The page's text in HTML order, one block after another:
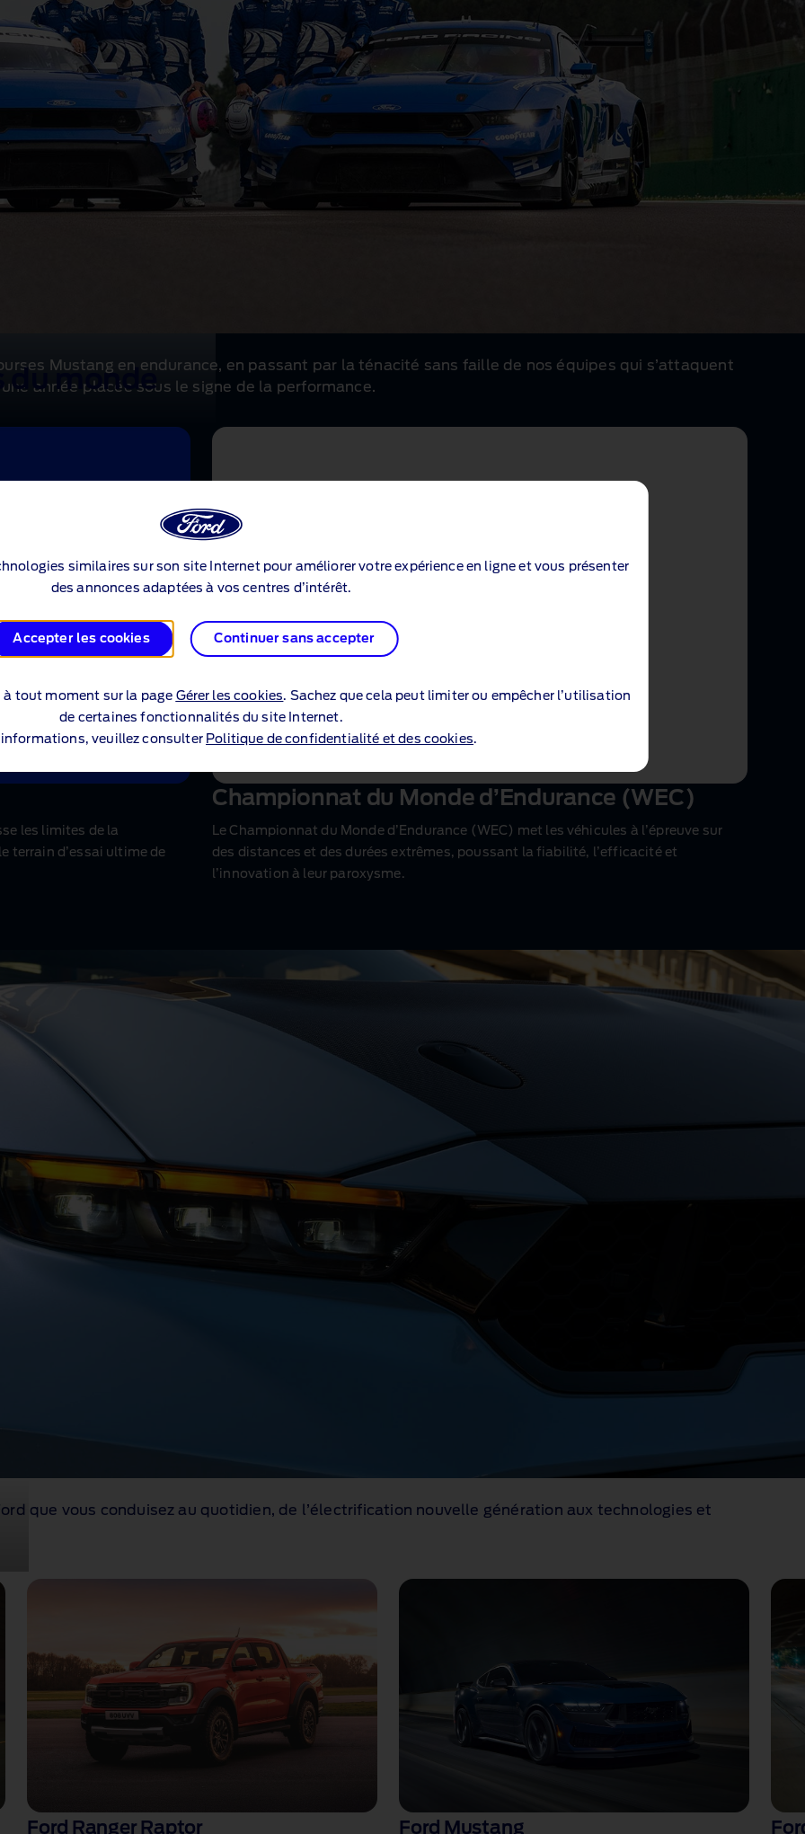
similaires sur son site Internet pour améliorer votre expérience en ligne et vous présenter
des annonces adaptées à vos centres d’intérêt.
Accepter les cookies Continuer sans accepter
à tout moment sur la page Gérer les cookies. Sachez que cela peut limiter ou empêcher l’utilisation
de certaines fonctionnalités du site Internet.
veuillez consulter Politique de confidentialité et des cookies.
du monde
Mustang en endurance, en passant par la ténacité sans faille de nos équipes qui s’attaquent
année placée sous le signe de la performance.
les limites de la
terrain d’essai ultime de
Championnat du Monde d’Endurance (WEC)
Le Championnat du Monde d’Endurance (WEC) met les véhicules à l’épreuve sur
des distances et des durées extrêmes, poussant la fiabilité, l’efficacité et
l’innovation à leur paroxysme.
que vous conduisez au quotidien, de l’électrification nouvelle génération aux technologies et
Ford Ranger Raptor Ford Mustang